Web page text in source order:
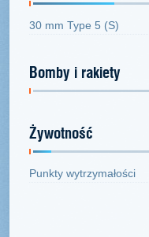
30 mm Type 5 (S)
Bomby i rakiety
Żywotność
Punkty wytrzymałości